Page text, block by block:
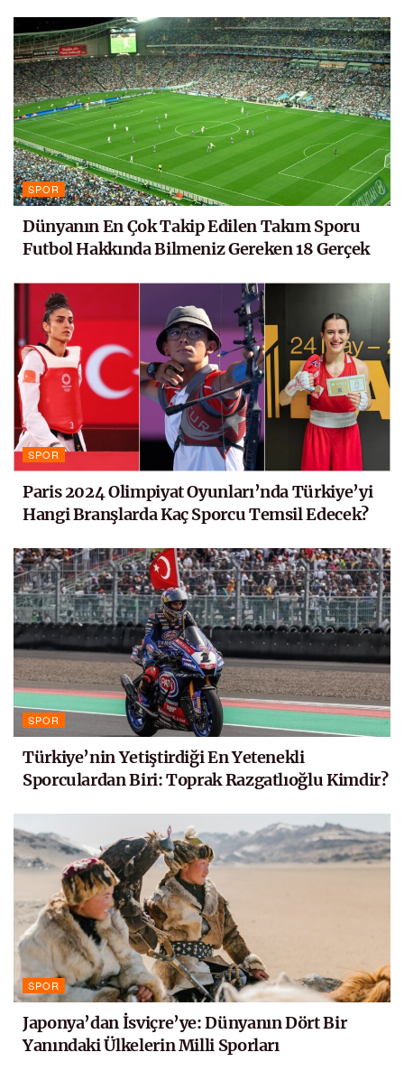
SPOR
Dünyanın En Çok Takip Edilen Takım Sporu
Futbol Hakkında Bilmeniz Gereken 18 Gerçek
SPOR
Paris 2024 Olimpiyat Oyunları’nda Türkiye’yi
Hangi Branşlarda Kaç Sporcu Temsil Edecek?
SPOR
Türkiye’nin Yetiştirdiği En Yetenekli
Sporculardan Biri: Toprak Razgatlıoğlu Kimdir?
SPOR
Japonya’dan İsviçre’ye: Dünyanın Dört Bir
Yanındaki Ülkelerin Milli Sporları